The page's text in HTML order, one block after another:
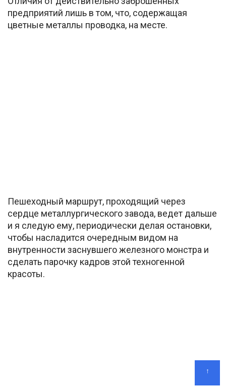
предприятий лишь в том, что, содержащая
цветные металлы проводка, на месте.
Пешеходный маршрут, проходящий через
сердце металлургического завода, ведет дальше
и я следую ему, периодически делая остановки,
чтобы насладится очередным видом на
внутренности заснувшего железного монстра и
сделать парочку кадров этой техногенной
красоты.
↑